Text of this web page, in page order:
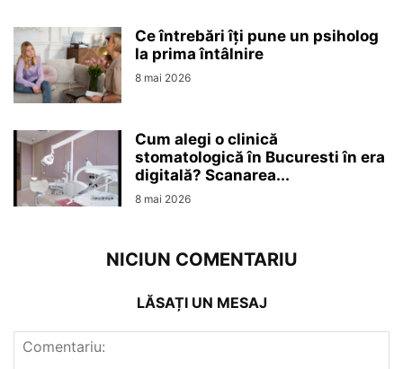
Ce întrebări îți pune un psiholog
la prima întâlnire
8 mai 2026
Cum alegi o clinică
stomatologică în Bucuresti în era
digitală? Scanarea...
8 mai 2026
NICIUN COMENTARIU
LĂSAȚI UN MESAJ